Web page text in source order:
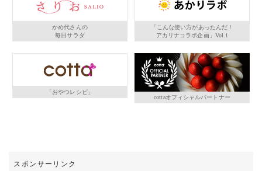
かめ代さんの
毎日サラダ
「こんな使い方があったんだ！
アカリナコラボ企画」Vol.1
「おやつレシピ」
cottaオフィシャルパートナー